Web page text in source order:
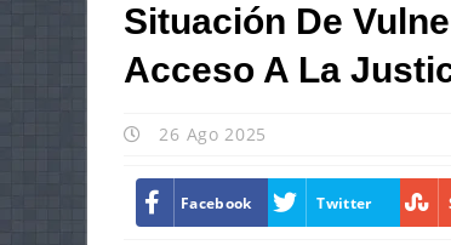
Situación De
Acceso A La
26 Ago 2025
Facebook Twitter